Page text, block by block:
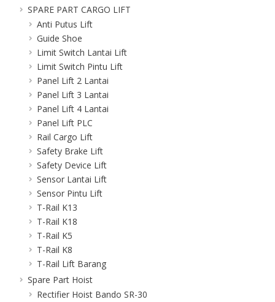
SPARE PART CARGO LIFT
Anti Putus Lift
Guide Shoe
Limit Switch Lantai Lift
Limit Switch Pintu Lift
Panel Lift 2 Lantai
Panel Lift 3 Lantai
Panel Lift 4 Lantai
Panel Lift PLC
Rail Cargo Lift
Safety Brake Lift
Safety Device Lift
Sensor Lantai Lift
Sensor Pintu Lift
T-Rail K13
T-Rail K18
T-Rail K5
T-Rail K8
T-Rail Lift Barang
Spare Part Hoist
Rectifier Hoist Bando SR-30